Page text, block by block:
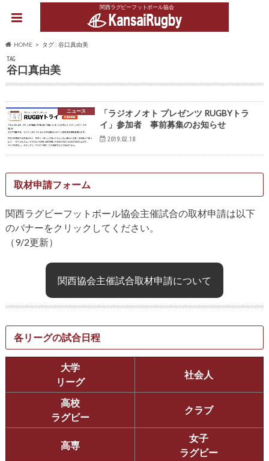
関西ラグビーフットボール協会
HOME タグ : 谷口真由美
TAG
谷口真由美
ニュース
「ラジオノオト プレゼンツ RUGBYトラ
イ」参加者 事前募集のお知らせ
2019.02.18
取材申請フォーム
関西ラグビーフットボール協会主催試合の取材申請は以下
のバナーをクリックしてください。
（9/2更新）
関西協会主催試合取材申請について
各リーグの試合日程
大学
リーグ
社会人
高校
ラグビー
クラブ
高専
女子
ラグビー